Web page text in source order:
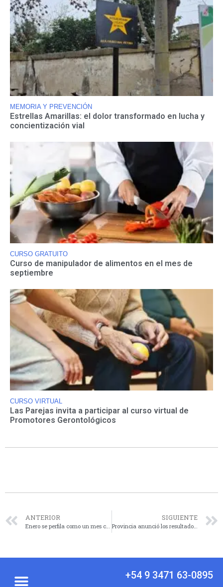
MEMORIA Y PREVENCIÓN
Estrellas Amarillas: el dolor transformado en lucha y
concientización vial
CURSO GRATUITO
Curso de manipulador de alimentos en el mes de
septiembre
CURSO VIRTUAL
Las Parejas invita a participar al curso virtual de
Promotores Gerontológicos
ANTERIOR
Enero se perfila como un mes clave para la planificación hídrica y el manejo de los cultivos
SIGUIENTE
Provincia anunció los resultados del sexto sorteo de los créditos «Nido»: Quiénes fueron los ganadores en Iriondo
+54 9 3471 63-0895